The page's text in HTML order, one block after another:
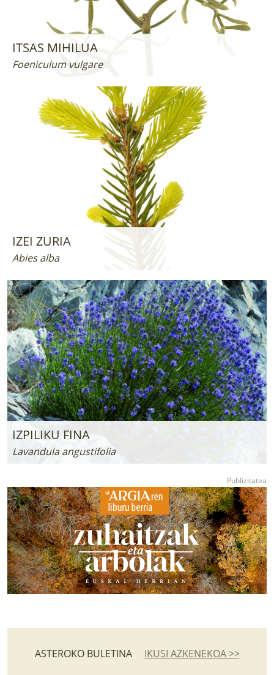
ITSAS MIHILUA
Foeniculum vulgare
IZEI ZURIA
Abies alba
IZPILIKU FINA
Lavandula angustifolia
ASTEROKO BULETINA IKUSI AZKENEKOA >>